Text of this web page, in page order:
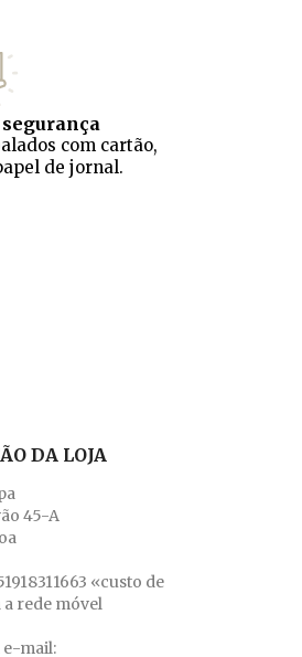
com cartão,
de jornal.
DA LOJA
45-A
«custo de
rede móvel
mail: